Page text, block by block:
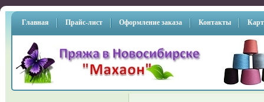
Главная Прайс-лист Оформление заказа Контакты